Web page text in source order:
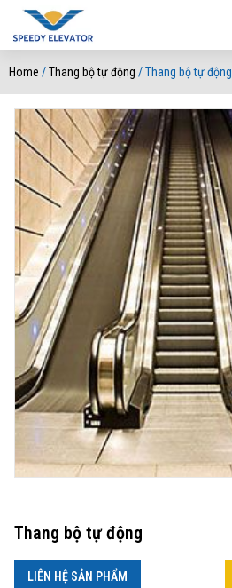
Home /Thang bộ tự động / Thang bộ tự động
Thang bộ tự động
LIÊN HỆ SẢN PHẨM